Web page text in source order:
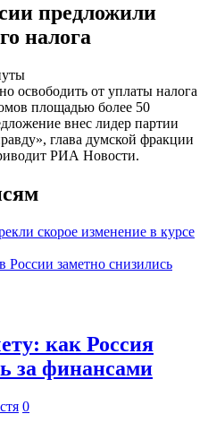
предложили
налога
освободить от уплаты налога
площадью более 50
внес лидер партии
глава думской фракции
РИА Новости.
скорое изменение в курсе
заметно снизились
как Россия
за финансами
0